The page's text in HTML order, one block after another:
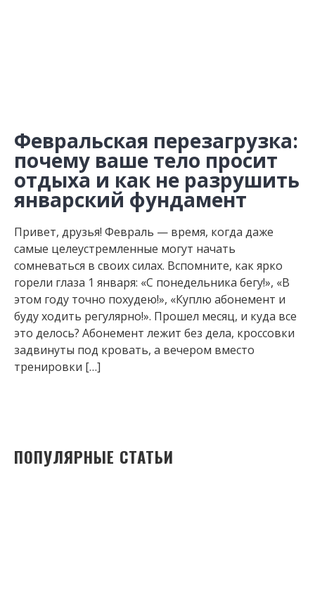
Февральская перезагрузка:
почему ваше тело просит
отдыха и как не разрушить
январский фундамент
Привет, друзья! Февраль — время, когда даже
самые целеустремленные могут начать
сомневаться в своих силах. Вспомните, как ярко
горели глаза 1 января: «С понедельника бегу!», «В
этом году точно похудею!», «Куплю абонемент и
буду ходить регулярно!». Прошел месяц, и куда все
это делось? Абонемент лежит без дела, кроссовки
задвинуты под кровать, а вечером вместо
тренировки […]
ПОПУЛЯРНЫЕ СТАТЬИ